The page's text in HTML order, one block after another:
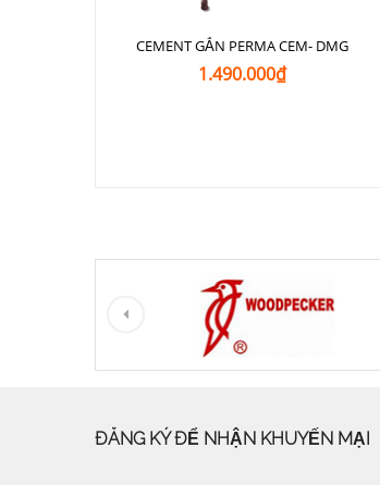
CEMENT GẮN PERMA CEM- DMG
1.490.000₫
ĐĂNG KÝ ĐỂ NHẬN KHUYẾN MẠI